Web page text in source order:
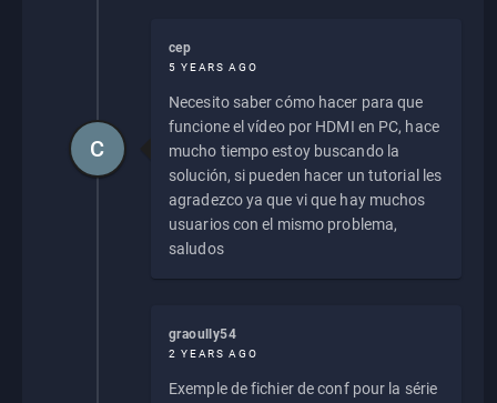
cep
5 YEARS AGO
Necesito saber cómo hacer para que
funcione el vídeo por HDMI en PC, hace
mucho tiempo estoy buscando la
solución, si pueden hacer un tutorial les
agradezco ya que vi que hay muchos
usuarios con el mismo problema,
saludos
C
graoully54
2 YEARS AGO
Exemple de fichier de conf pour la série